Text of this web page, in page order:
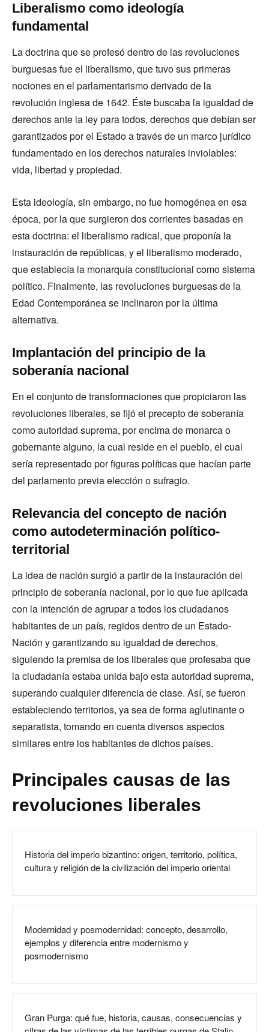
Liberalismo como ideología
fundamental
La doctrina que se profesó dentro de las revoluciones
burguesas fue el liberalismo, que tuvo sus primeras
nociones en el parlamentarismo derivado de la
revolución inglesa de 1642. Éste buscaba la igualdad de
derechos ante la ley para todos, derechos que debían ser
garantizados por el Estado a través de un marco jurídico
fundamentado en los derechos naturales inviolables:
vida, libertad y propiedad.
Esta ideología, sin embargo, no fue homogénea en esa
época, por la que surgieron dos corrientes basadas en
esta doctrina: el liberalismo radical, que proponía la
instauración de repúblicas, y el liberalismo moderado,
que establecía la monarquía constitucional como sistema
político. Finalmente, las revoluciones burguesas de la
Edad Contemporánea se inclinaron por la última
alternativa.
Implantación del principio de la
soberanía nacional
En el conjunto de transformaciones que propiciaron las
revoluciones liberales, se fijó el precepto de soberanía
como autoridad suprema, por encima de monarca o
gobernante alguno, la cual reside en el pueblo, el cual
sería representado por figuras políticas que hacían parte
del parlamento previa elección o sufragio.
Relevancia del concepto de nación
como autodeterminación político-
territorial
La idea de nación surgió a partir de la instauración del
principio de soberanía nacional, por lo que fue aplicada
con la intención de agrupar a todos los ciudadanos
habitantes de un país, regidos dentro de un Estado-
Nación y garantizando su igualdad de derechos,
siguiendo la premisa de los liberales que profesaba que
la ciudadanía estaba unida bajo esta autoridad suprema,
superando cualquier diferencia de clase. Así, se fueron
estableciendo territorios, ya sea de forma aglutinante o
separatista, tomando en cuenta diversos aspectos
similares entre los habitantes de dichos países.
Principales causas de las
revoluciones liberales
Historia del imperio bizantino: origen, territorio, política,
cultura y religión de la civilización del imperio oriental
Modernidad y posmodernidad: concepto, desarrollo,
ejemplos y diferencia entre modernismo y
posmodernismo
Gran Purga: qué fue, historia, causas, consecuencias y